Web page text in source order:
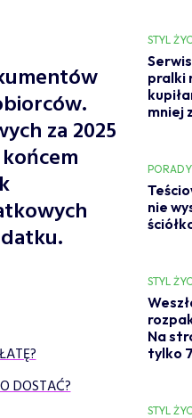
za 2025
DOSTAĆ?
STYL
pralki
mniej
PORADY
nie
STYL
Na
tylko
STYL